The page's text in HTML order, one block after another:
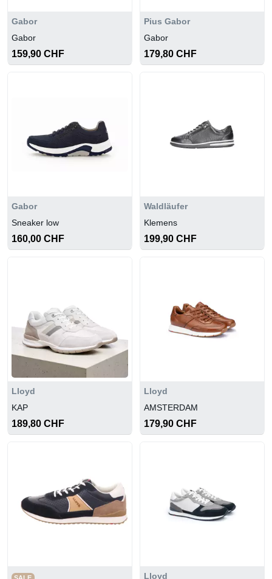
Gabor
Gabor
159,90 CHF
Pius Gabor
Gabor
179,80 CHF
Gabor
Sneaker low
160,00 CHF
Waldläufer
Klemens
199,90 CHF
Lloyd
KAP
189,80 CHF
Lloyd
AMSTERDAM
179,90 CHF
Lloyd